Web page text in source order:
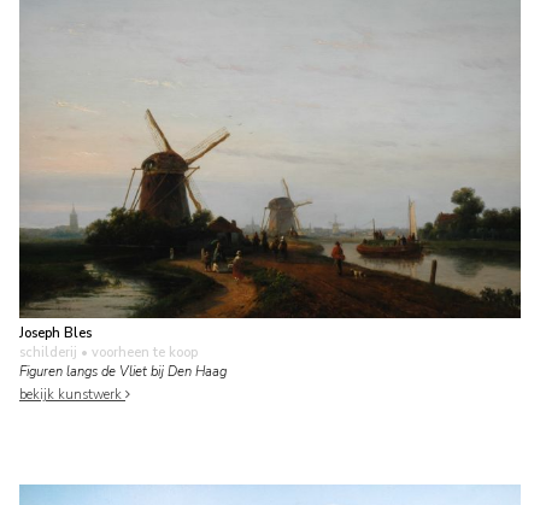
Joseph Bles
schilderij • voorheen te koop
Figuren langs de Vliet bij Den Haag
bekijk kunstwerk